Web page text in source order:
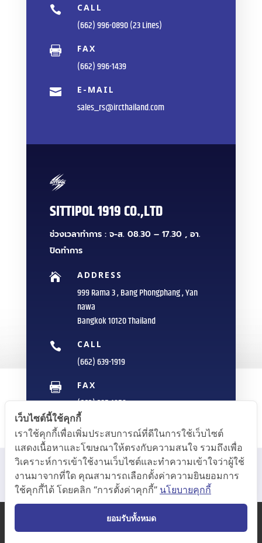
 CALL
(662) 996-0890 (23 Lines)
 FAX
(662) 996-1439
 E-MAIL
sales_rs@ircthailand.com
SITTIPOL 1919 CO.,LTD
ช่วงเวลาทำการ : จ-ส. 08.30 – 17.30 , อา.
ปิดทำการ
 ADDRESS
999 Rama 3 , Bang Phongphang , Yan
nawa
Bangkok 10120 Thailand
 CALL
(662) 639-1919
 FAX
(662) 235-1959
 E-MAIL
info@sittipol.com
เว็บไซต์นี้ใช้คุกกี้
เราใช้คุกกี้เพื่อเพิ่มประสบการณ์ที่ดีในการใช้เว็บไซต์
แสดงเนื้อหาและโฆษณาให้ตรงกับความสนใจ รวมถึงเพื่อ
วิเคราะห์การเข้าใช้งานเว็บไซต์และทำความเข้าใจว่าผู้ใช้
งานมาจากที่ใด คุณสามารถเลือกตั้งค่าความยินยอมการ
ใช้คุกกี้ได้ โดยคลิก “การตั้งค่าคุกกี้” นโยบายคุกกี้
ยอมรับทั้งหมด